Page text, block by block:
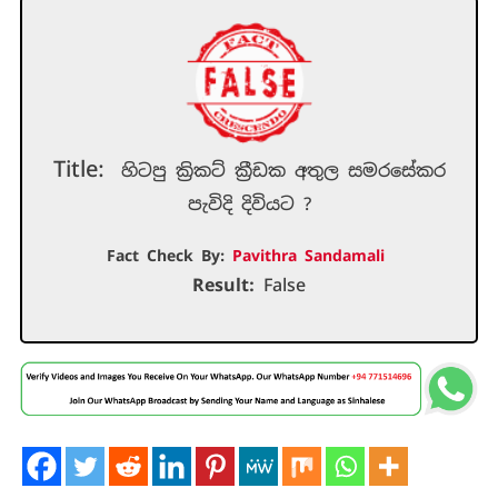
Title:
හිටපු ක්‍රිකට් ක්‍රීඩක අතුල සමරසේකර
පැවිදි දිවියට ?
Fact Check By: Pavithra Sandamali
Result: False